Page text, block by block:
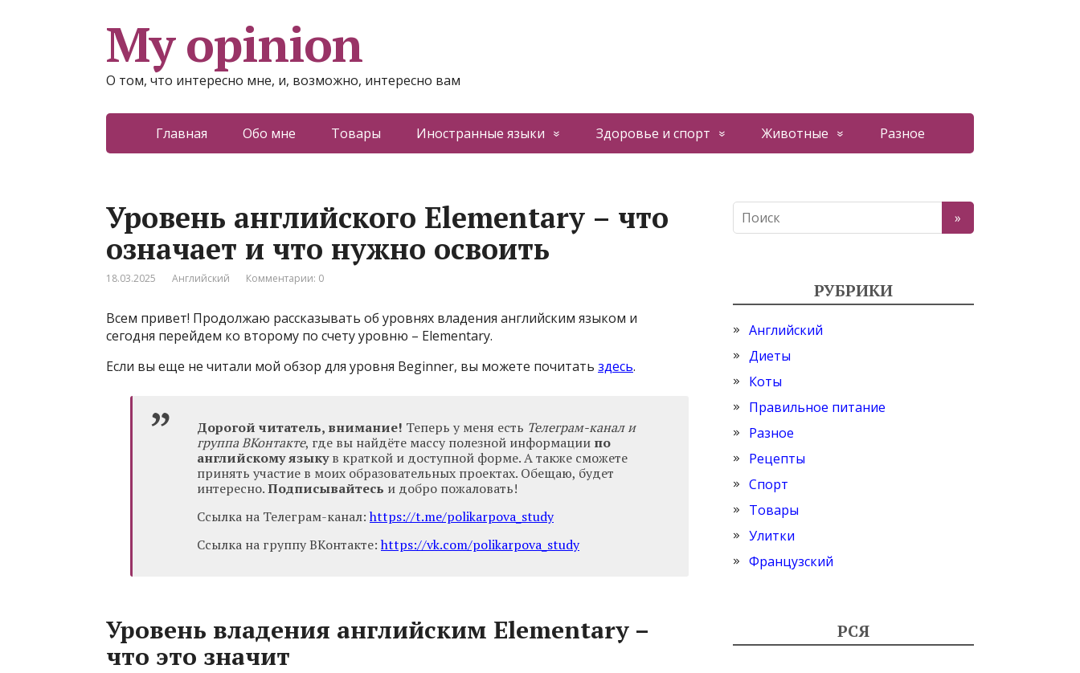
My opinion
О том, что интересно мне, и, возможно, интересно вам
Главная Обо мне Товары Иностранные языки Здоровье и спорт Животные Разное
Уровень английского Elementary – что
означает и что нужно освоить
18.03.2025 Английский Комментарии: 0
Всем привет! Продолжаю рассказывать об уровнях владения английским языком и
сегодня перейдем ко второму по счету уровню – Elementary.
Если вы еще не читали мой обзор для уровня Beginner, вы можете почитать здесь.
Дорогой читатель, внимание! Теперь у меня есть Телеграм-канал и
группа ВКонтакте, где вы найдёте массу полезной информации по
английскому языкув краткой и доступной форме. А также сможете
принять участие в моих образовательных проектах. Обещаю, будет
интересно.Подписывайтесь и добро пожаловать!
Ссылка на Телеграм-канал: https://t.me/polikarpova_study
Ссылка на группу ВКонтакте: https://vk.com/polikarpova_study
Уровень владения английским Elementary –
что это значит
РУБРИКИ
Английский
Диеты
Коты
Правильное питание
Разное
Рецепты
Спорт
Товары
Улитки
Французский
РСЯ